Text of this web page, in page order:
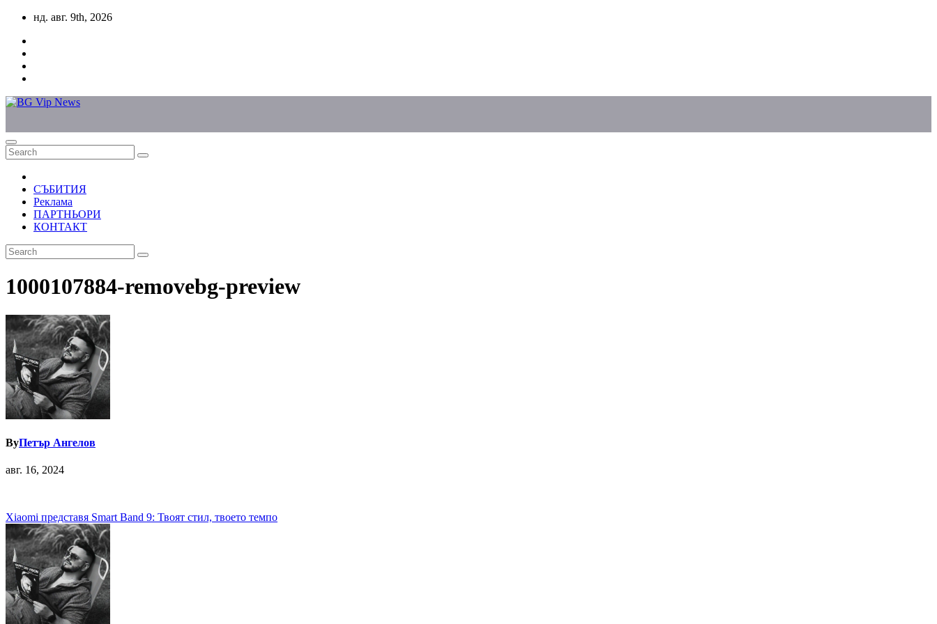
Skip
content
нд. авг. 9th, 2026
СЪБИТИЯ
Реклама
ПАРТНЬОРИ
КОНТАКТ
1000107884-removebg-preview
ByПетър Ангелов
авг. 16, 2024
Навигация
Xiaomi представя Smart Band 9: Твоят стил, твоето темпо